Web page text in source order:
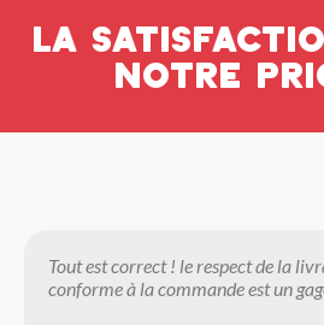
La
notre
Tout est correct ! le respect de la
conforme à la commande est un